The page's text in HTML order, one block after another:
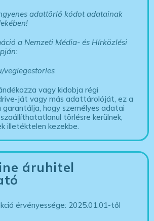
adattörlő kódot adatainak
a Nemzeti Média- és Hírközlési
veglegestorles
vagy kidobja régi
ját vagy más adattárolóját, ez a
garantálja, hogy személyes adatai
törlésre kerülnek,
illetéktelen kezekbe.
áruhitel
érvényessége: 2025.01.01-től